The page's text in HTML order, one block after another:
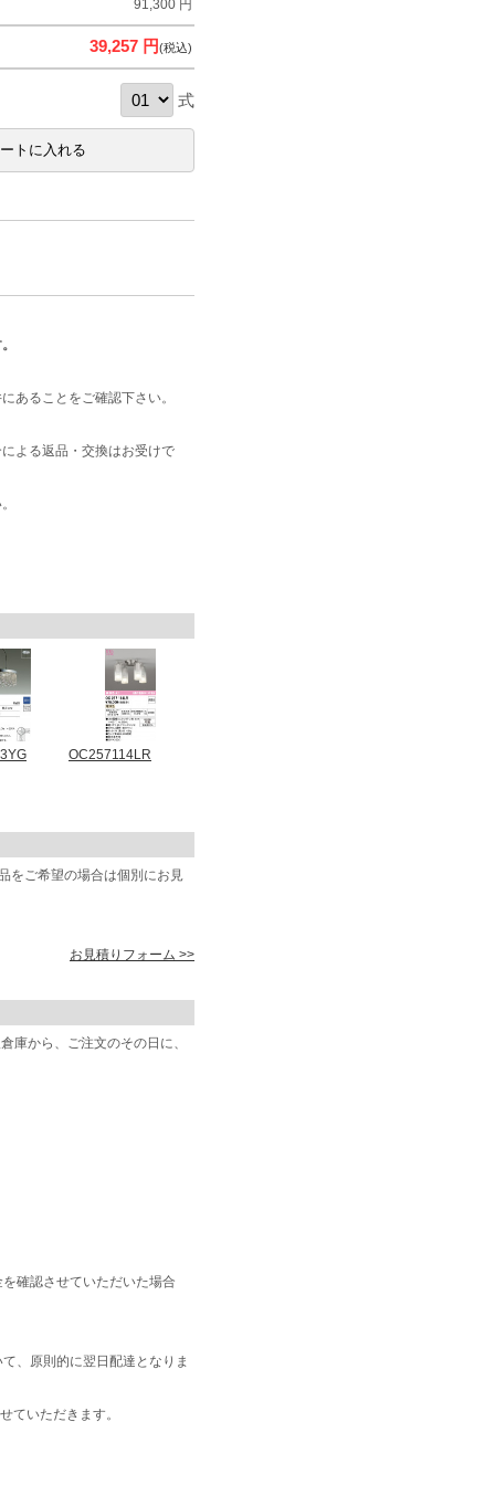
91,300 円
39,257 円(税込)
式
あることをご確認下さい。
よる返品・交換はお受けで
OC257114LR
をご希望の場合は個別にお見
お見積りフォーム >>
から、ご注文のその日に、
確認させていただいた場合
、原則的に翌日配達となりま
ていただきます。